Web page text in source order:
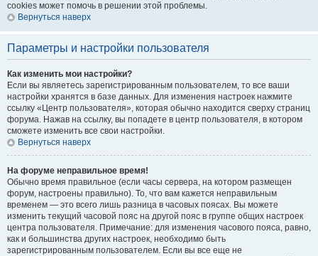
cookies может помочь в решении этой проблемы.
Вернуться наверх
Параметры и настройки пользователя
Как изменить мои настройки?
Если вы являетесь зарегистрированным пользователем, то все ваши
настройки хранятся в базе данных. Для изменения настроек нажмите
ссылку «Центр пользователя», которая обычно находится сверху страниц
форума. Нажав на ссылку, вы попадете в центр пользователя, в котором
сможете изменить все свои настройки.
Вернуться наверх
На форуме неправильное время!
Обычно время правильное (если часы сервера, на котором размещен
форум, настроены правильно). То, что вам кажется неправильным
временем — это всего лишь разница в часовых поясах. Вы можете
изменить текущий часовой пояс на другой пояс в группе общих настроек
центра пользователя. Примечание: для изменения часового пояса, равно,
как и большинства других настроек, необходимо быть
зарегистрированным пользователем. Если вы все еще не